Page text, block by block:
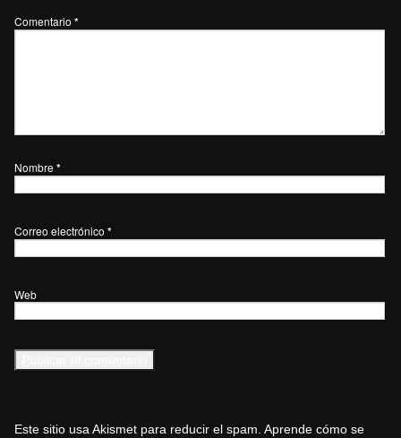
Comentario *
Nombre *
Correo electrónico *
Web
Este sitio usa Akismet para reducir el spam. Aprende cómo se